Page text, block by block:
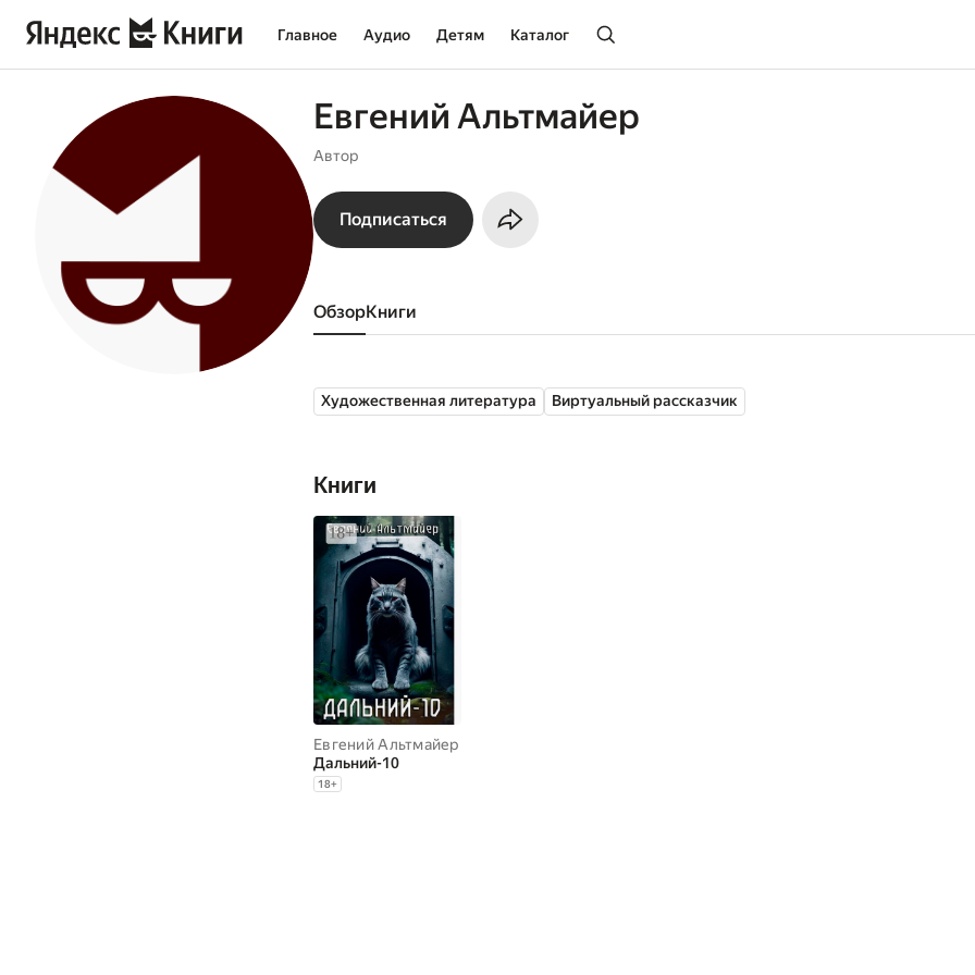
Главное Аудио Детям Каталог
Евгений Альтмайер
Автор
Подписаться
Обзор книги
Художественная литература Виртуальный рассказчик
Книги
Евгений Альтмайер
Дальний-10
18+